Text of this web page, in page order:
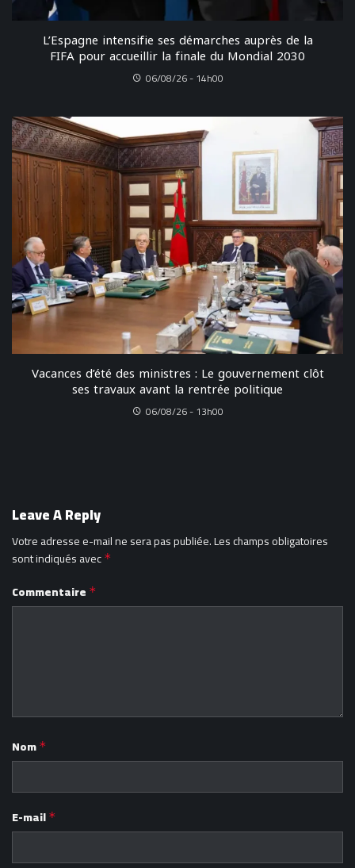
L’Espagne intensifie ses démarches auprès de la
FIFA pour accueillir la finale du Mondial 2030
06/08/26 - 14h00
Vacances d’été des ministres : Le gouvernement clôt
ses travaux avant la rentrée politique
06/08/26 - 13h00
Leave A Reply
Votre adresse e-mail ne sera pas publiée.Les champs obligatoires
sont indiqués avec *
Commentaire *
Nom *
E-mail *